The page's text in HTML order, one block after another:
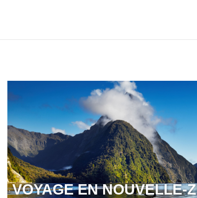
VOYAGE EN NOUVELLE-